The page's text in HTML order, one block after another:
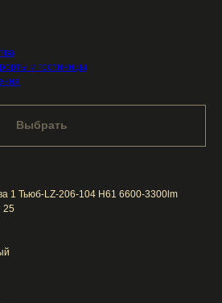
и гостиницы
Выбрать
1 Тьюб-LZ-206-104 H61 6600-3300lm
25